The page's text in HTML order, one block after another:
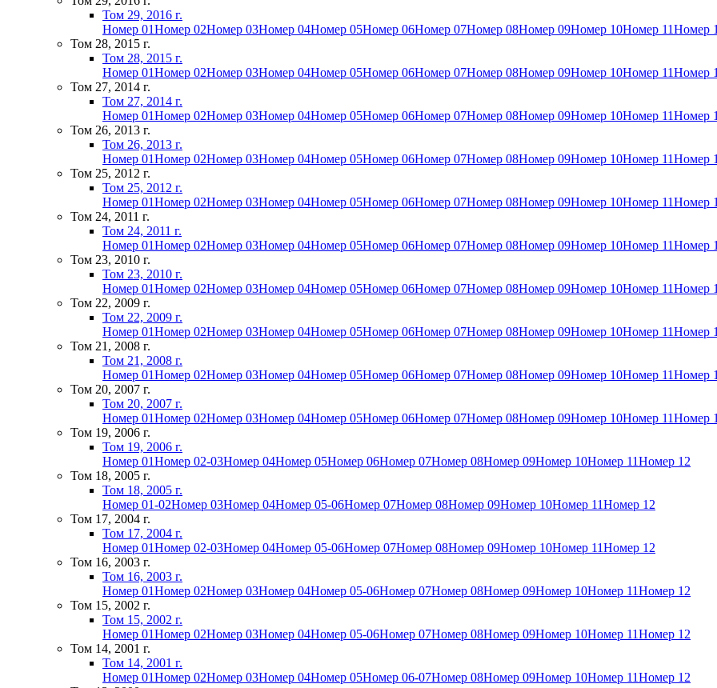
Том 29, 2016 г.
Номер 01Номер 02Номер 03Номер 04Номер 05Номер 06Номер 07Номер 08Номер 09Номер 10Номер 11Номер
Том 28, 2015 г.
Том 28, 2015 г.
Номер 01Номер 02Номер 03Номер 04Номер 05Номер 06Номер 07Номер 08Номер 09Номер 10Номер 11Номер
Том 27, 2014 г.
Том 27, 2014 г.
Номер 01Номер 02Номер 03Номер 04Номер 05Номер 06Номер 07Номер 08Номер 09Номер 10Номер 11Номер
Том 26, 2013 г.
Том 26, 2013 г.
Номер 01Номер 02Номер 03Номер 04Номер 05Номер 06Номер 07Номер 08Номер 09Номер 10Номер 11Номер
Том 25, 2012 г.
Том 25, 2012 г.
Номер 01Номер 02Номер 03Номер 04Номер 05Номер 06Номер 07Номер 08Номер 09Номер 10Номер 11Номер
Том 24, 2011 г.
Том 24, 2011 г.
Номер 01Номер 02Номер 03Номер 04Номер 05Номер 06Номер 07Номер 08Номер 09Номер 10Номер 11Номер
Том 23, 2010 г.
Том 23, 2010 г.
Номер 01Номер 02Номер 03Номер 04Номер 05Номер 06Номер 07Номер 08Номер 09Номер 10Номер 11Номер
Том 22, 2009 г.
Том 22, 2009 г.
Номер 01Номер 02Номер 03Номер 04Номер 05Номер 06Номер 07Номер 08Номер 09Номер 10Номер 11Номер
Том 21, 2008 г.
Том 21, 2008 г.
Номер 01Номер 02Номер 03Номер 04Номер 05Номер 06Номер 07Номер 08Номер 09Номер 10Номер 11Номер
Том 20, 2007 г.
Том 20, 2007 г.
Номер 01Номер 02Номер 03Номер 04Номер 05Номер 06Номер 07Номер 08Номер 09Номер 10Номер 11Номер
Том 19, 2006 г.
Том 19, 2006 г.
Номер 01Номер 02-03Номер 04Номер 05Номер 06Номер 07Номер 08Номер 09Номер 10Номер 11Номер 12
Том 18, 2005 г.
Том 18, 2005 г.
Номер 01-02Номер 03Номер 04Номер 05-06Номер 07Номер 08Номер 09Номер 10Номер 11Номер 12
Том 17, 2004 г.
Том 17, 2004 г.
Номер 01Номер 02-03Номер 04Номер 05-06Номер 07Номер 08Номер 09Номер 10Номер 11Номер 12
Том 16, 2003 г.
Том 16, 2003 г.
Номер 01Номер 02Номер 03Номер 04Номер 05-06Номер 07Номер 08Номер 09Номер 10Номер 11Номер 12
Том 15, 2002 г.
Том 15, 2002 г.
Номер 01Номер 02Номер 03Номер 04Номер 05-06Номер 07Номер 08Номер 09Номер 10Номер 11Номер 12
Том 14, 2001 г.
Том 14, 2001 г.
Номер 01Номер 02Номер 03Номер 04Номер 05Номер 06-07Номер 08Номер 09Номер 10Номер 11Номер 12